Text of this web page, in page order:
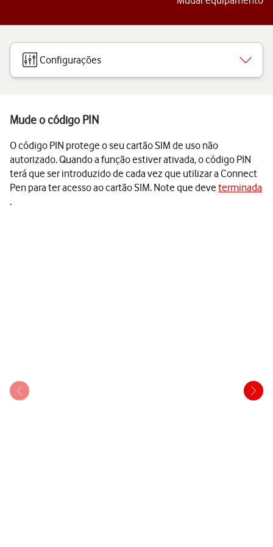
Configurações
Mude o código PIN
O código PIN protege o seu cartão SIM de uso não
autorizado. Quando a função estiver ativada, o código PIN
terá que ser introduzido de cada vez que utilizar a Connect
Pen para ter acesso ao cartão SIM. Note que deve terminada
.